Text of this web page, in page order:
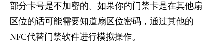
部分卡号是不加密的。如果你的门禁卡是在其他扇
区位的话可能需要知道扇区位密码，通过其他的
NFC代替门禁软件进行模拟操作。